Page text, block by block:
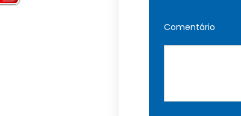
Comentário